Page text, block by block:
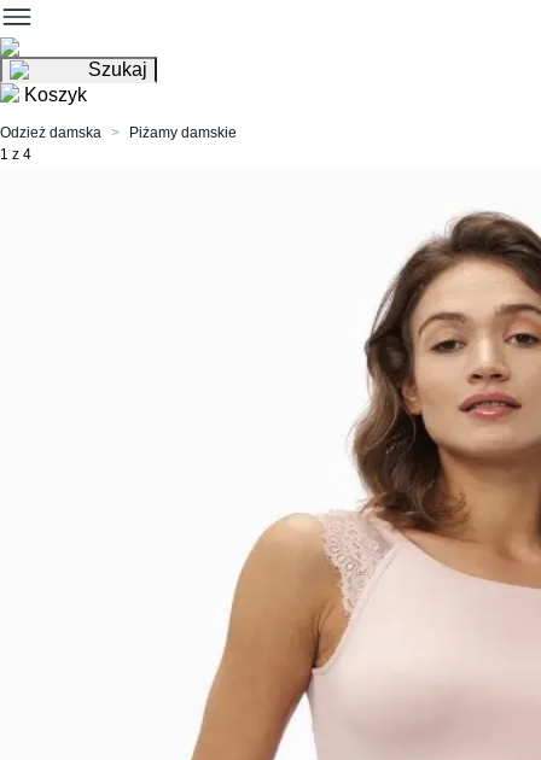
Szukaj
Koszyk
Odzież damska
Piżamy damskie
1 z 4